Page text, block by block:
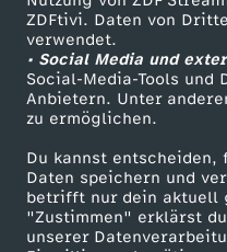
ZDFtivi. Daten von
verwendet.
• Social Media und
Social-Media-Tools und
Anbietern. Unter
zu ermöglichen.
Du kannst entscheiden,
Daten speichern und
betrifft nur dein aktuell
"Zustimmen" erklärst
unserer
o
l
i
t
ZDF Unternehmen
Karriere
ZDF goes Schule
Werbefernsehen
Mainzelmännchen